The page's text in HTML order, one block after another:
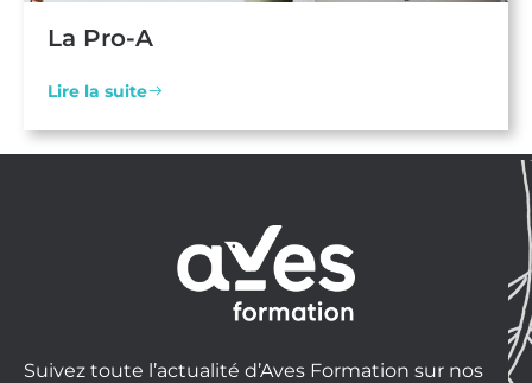
La Pro-A
Lire la suite
Suivez toute l’actualité d’Aves Formation sur nos